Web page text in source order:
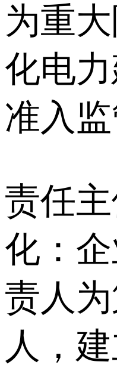
为重
化电
准入监
责任
化：
责人
人，